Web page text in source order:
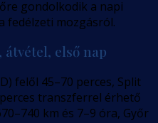
gondolkodik a napi
fedélzeti mozgásról.
átvétel, első nap
felől 45–70 perces, Split
transzferrel érhető
km és 7–9 óra, Győr